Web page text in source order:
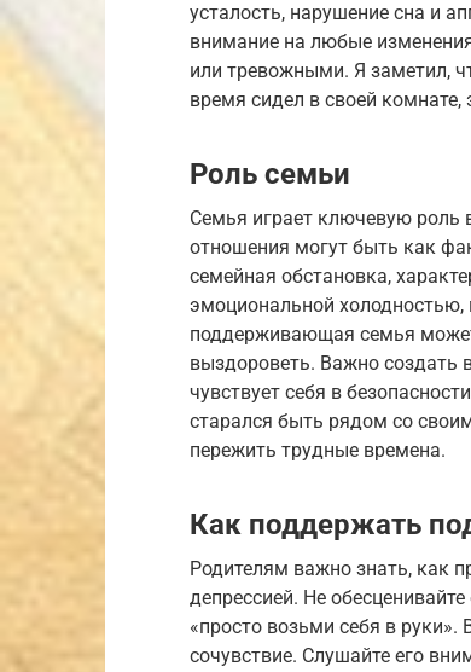
усталость, нарушение сна и
внимание на любые
или тревожными. Я заметил,
время сидел в своей
Роль семьи
Семья играет ключевую роль
отношения могут быть как
семейная обстановка,
эмоциональной
поддерживающая семья
выздороветь. Важно создать
чувствует себя в
старался быть рядом со
пережить трудные времена.
Как поддержать
Родителям важно знать, как
депрессией. Не
«просто возьми себя в руки».
сочувствие. Слушайте его